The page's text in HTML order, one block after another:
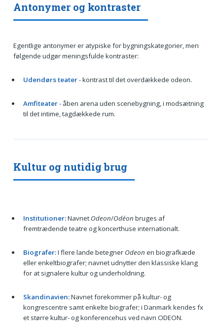
Antonymer og kontraster
Egentlige antonymer er atypiske for bygningskategorier, men
følgende udgør meningsfulde kontraster:
Udendørs teater- kontrast til det overdækkede odeon.
Amfiteater- åben arena uden scenebygning, i modsætning
til det intime, tagdækkede rum.
Kultur og nutidig brug
Institutioner:Navnet Odeon/Odéon bruges af
fremtrædende teatre og koncerthuse internationalt.
Biografer:I flere lande betegner Odeon en biografkæde
eller enkeltbiografer; navnet udnytter den klassiske klang
for at signalere kultur og underholdning.
Skandinavien:Navnet forekommer på kultur- og
kongrescentre samt enkelte biografer; i Danmark kendes fx
et større kultur- og konferencehus ved navn ODEON.